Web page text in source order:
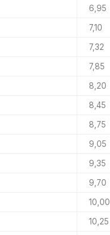
6,95
7,10
7,32
7,85
8,20
8,45
8,75
9,05
9,35
9,70
10,00
10,25